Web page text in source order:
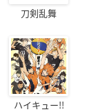
刀剣乱舞
ハイキュー!!